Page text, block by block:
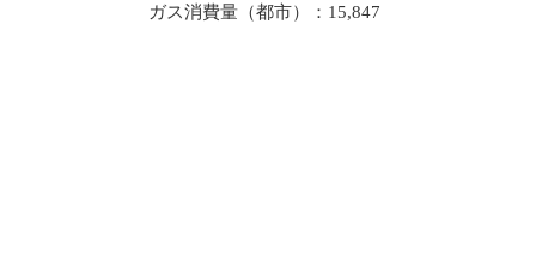
ガス消費量（都市）：15,847